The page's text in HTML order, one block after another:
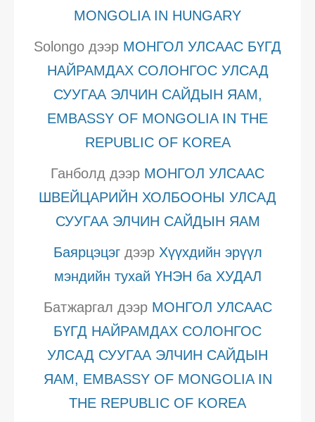
MONGOLIA IN HUNGARY
Solongo дээр МОНГОЛ УЛСААС БҮГД
НАЙРАМДАХ СОЛОНГОС УЛСАД
СУУГАА ЭЛЧИН САЙДЫН ЯАМ,
EMBASSY OF MONGOLIA IN THE
REPUBLIC OF KOREA
Ганболд дээр МОНГОЛ УЛСААС
ШВЕЙЦАРИЙН ХОЛБООНЫ УЛСАД
СУУГАА ЭЛЧИН САЙДЫН ЯАМ
Баярцэцэгдээр Хүүхдийн эрүүл
мэндийн тухай ҮНЭН ба ХУДАЛ
Батжаргал дээр МОНГОЛ УЛСААС
БҮГД НАЙРАМДАХ СОЛОНГОС
УЛСАД СУУГАА ЭЛЧИН САЙДЫН
ЯАМ, EMBASSY OF MONGOLIA IN
THE REPUBLIC OF KOREA